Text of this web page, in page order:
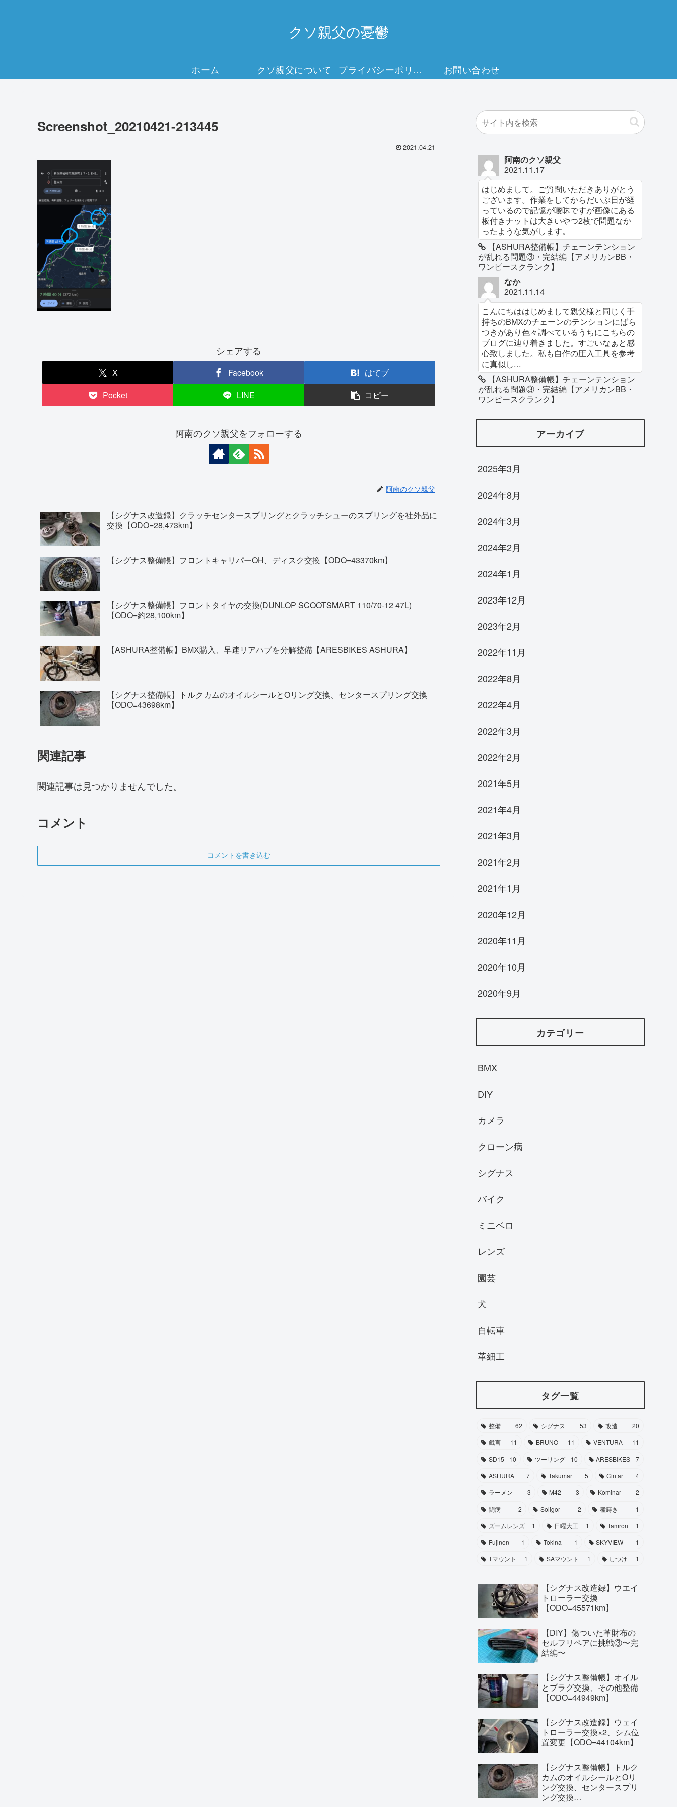
クソ親父の憂鬱
ホーム クソ親父について プライバシーポリシー お問い合わせ
Screenshot_20210421-213445
2021.04.21
シェアする
X Facebook
はてブ
Pocket
LINE コピー
阿南のクソ親父をフォローする
阿南のクソ親父
【シグナス改造録】クラッチセンタースプリングとクラッチシューのスプリングを社外品に
交換【ODO=28,473km】
【シグナス整備帳】フロントキャリパーOH、ディスク交換【ODO=43370km】
【シグナス整備帳】フロントタイヤの交換(DUNLOP SCOOTSMART 110/70-12 47L)
【ODO=約28,100km】
【ASHURA整備帳】BMX購入、早速リアハブを分解整備【ARESBIKES ASHURA】
【シグナス整備帳】トルクカムのオイルシールとOリング交換、センタースプリング交換
【ODO=43698km】
関連記事
関連記事は見つかりませんでした。
コメント
コメントを書き込む
阿南のクソ親父
2021.11.17
はじめまして。ご質問いただきありがとう
ございます。作業をしてからだいぶ日が経
っているので記憶が曖昧ですが画像にある
板付きナットは大きいやつ2枚で問題なか
ったような気がします。
【ASHURA整備帳】チェーンテンション
が乱れる問題③・完結編【アメリカンBB・
ワンピースクランク】
なか
2021.11.14
こんにちははじめまして親父様と同じく手
持ちのBMXのチェーンのテンションにばら
つきがあり色々調べているうちにこちらの
ブログに辿り着きました。すごいなぁと感
心致しました。私も自作の圧入工具を参考
に真似し...
【ASHURA整備帳】チェーンテンション
が乱れる問題③・完結編【アメリカンBB・
ワンピースクランク】
アーカイブ
2025年3月
2024年8月
2024年3月
2024年2月
2024年1月
2023年12月
2023年2月
2022年11月
2022年8月
2022年4月
2022年3月
2022年2月
2021年5月
2021年4月
2021年3月
2021年2月
2021年1月
2020年12月
2020年11月
2020年10月
2020年9月
カテゴリー
BMX
DIY
カメラ
クローン病
シグナス
バイク
ミニベロ
レンズ
園芸
犬
自転車
革細工
タグ一覧
整備 62 シグナス 53 改造
20
戯言
11 BRUNO 11 VENTURA
11
SD15
10 ツーリング 10 ARESBIKES
7
ASHURA
7 Takumar 5 Cintar
4
ラーメン
3 M42 3 Kominar
2
闘病
2 Soligor 2 種蒔き
1
ズームレンズ
1 日曜大工 1 Tamron
1
Fujinon
1 Tokina 1 SKYVIEW
1
Tマウント
1 SAマウント 1 しつけ 1
【シグナス改造録】ウエイ
トローラー交換
【ODO=45571km】
【DIY】傷ついた革財布の
セルフリペアに挑戦③〜完
結編〜
【シグナス整備帳】オイル
とプラグ交換、その他整備
【ODO=44949km】
【シグナス改造録】ウェイ
トローラー交換×2、シム位
置変更【ODO=44104km】
【シグナス整備帳】トルク
カムのオイルシールとOリ
ング交換、センタースプリ
ング交換